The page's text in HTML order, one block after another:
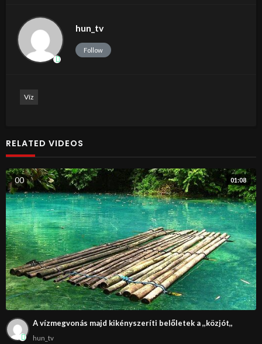
hun_tv
Follow
Víz
RELATED VIDEOS
01:08
00
A vízmegvonás majd kikényszeríti belőletek a ,,közjót,,
hun_tv